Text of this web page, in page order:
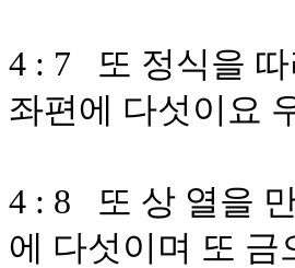
4 : 7 또 정식을 따
좌편에 다섯이요
4 : 8 또 상 열을
에 다섯이며 또 금